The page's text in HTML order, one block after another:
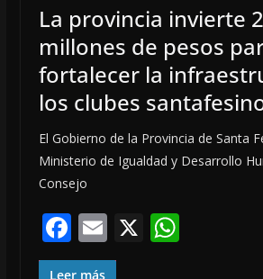
La provincia invierte
millones de pesos
fortalecer la
los clubes
El Gobierno de la Provincia de Santa
Ministerio de Igualdad y Desarrollo
Consejo
F
ac
E
m
X W
Leer más